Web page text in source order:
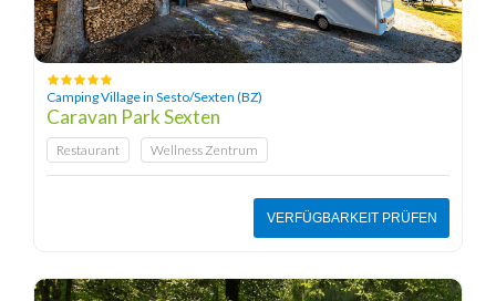
Camping Village in Sesto/Sexten (BZ)
Caravan Park Sexten
Restaurant Wellness Zentrum
VERFÜGBARKEIT PRÜFEN